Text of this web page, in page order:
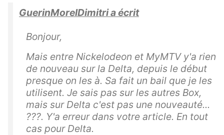
GuerinMorelDimitri a écrit
Bonjour,
Mais entre Nickelodeon et MyMTV y'a rien
de nouveau sur la Delta, depuis le début
presque on les à. Sa fait un bail que je les
utilisent. Je sais pas sur les autres Box,
mais sur Delta c'est pas une nouveauté...
???. Y'a erreur dans votre article. En tout
cas pour Delta.